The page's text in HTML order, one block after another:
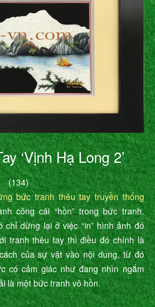
‘Vịnh Hạ Long 2’
(134)
bức tranh thêu tay truyền thống
công cái “hồn” trong bức tranh.
chỉ dừng lại ở việc “in” hình ảnh đó
tranh thêu tay thì điều đó chính là
của sự vật vào nội dung, từ đó
có cảm giác như đang nhìn ngắm
là một bức tranh vô hồn.